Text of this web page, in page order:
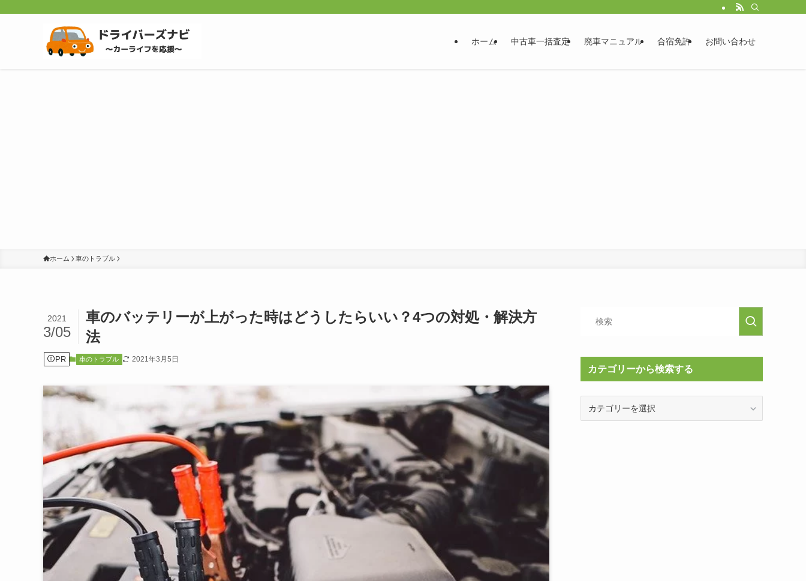
ホーム 中古車一括査定 廃車マニュアル 合宿免許 お問い合わせ
ホーム 車のトラブル
車のバッテリーが上がった時はどうしたらいい？4つの対処・解決方
法
2021
3/05
PR 車のトラブル 2021年3月5日
カテゴリーから検索する